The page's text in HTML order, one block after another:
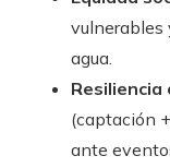
vulnerables
agua.
Resiliencia
(captación
ante